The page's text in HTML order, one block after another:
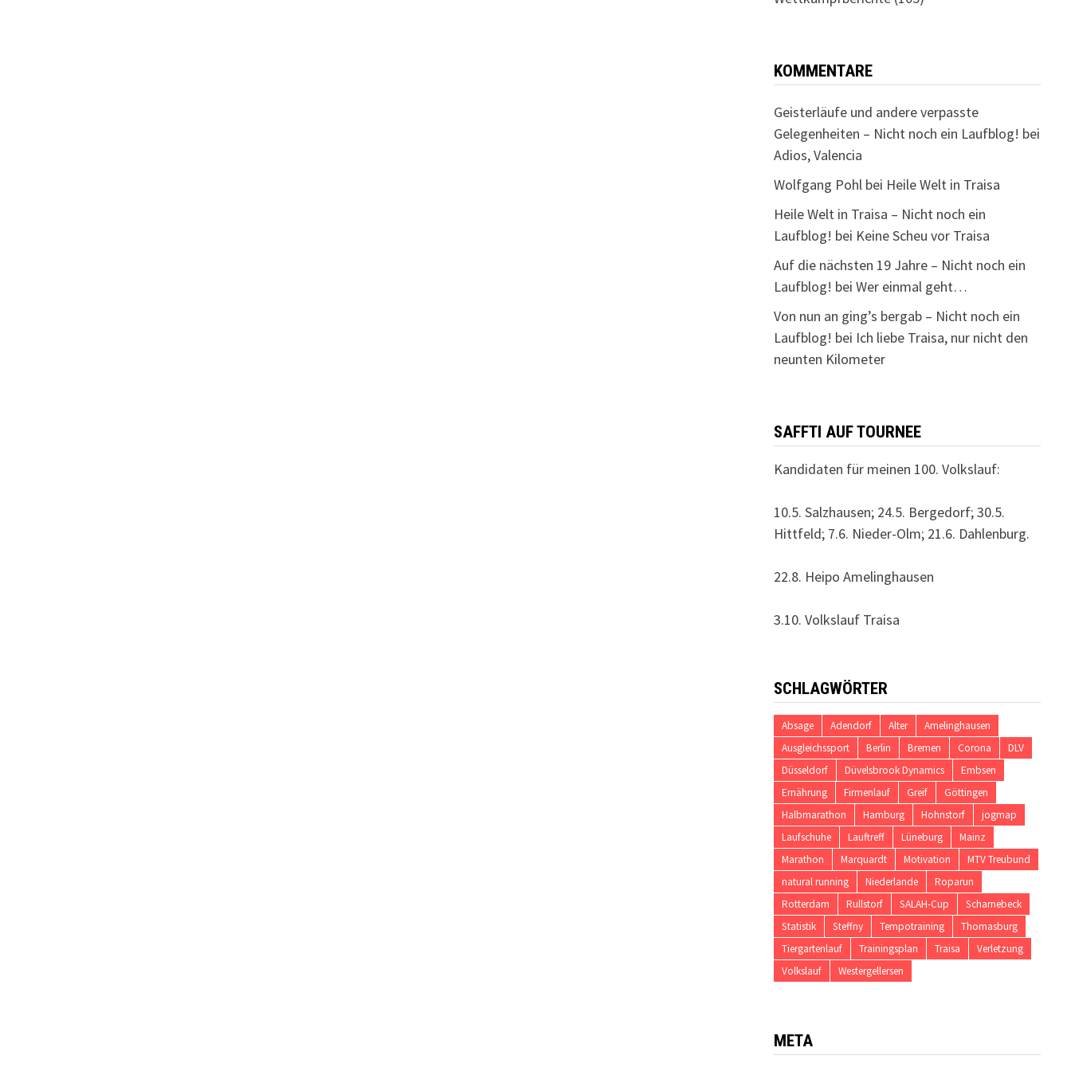
KOMMENTARE
Geisterläufe und andere verpasste
Gelegenheiten – Nicht noch ein Laufblog! bei
Adios, Valencia
Wolfgang Pohlbei Heile Welt in Traisa
Heile Welt in Traisa – Nicht noch ein
Laufblog! bei Keine Scheu vor Traisa
Auf die nächsten 19 Jahre – Nicht noch ein
Laufblog! bei Wer einmal geht…
Von nun an ging’s bergab – Nicht noch ein
Laufblog! bei Ich liebe Traisa, nur nicht den
neunten Kilometer
SAFFTI AUF TOURNEE
Kandidaten für meinen 100. Volkslauf:
10.5. Salzhausen; 24.5. Bergedorf; 30.5.
Hittfeld; 7.6. Nieder-Olm; 21.6. Dahlenburg.
22.8. Heipo Amelinghausen
3.10. Volkslauf Traisa
SCHLAGWÖRTER
Absage Adendorf Alter
Amelinghausen
Ausgleichssport
Berlin Bremen Corona
DLV
Düsseldorf
Düvelsbrook Dynamics
Embsen
Ernährung
Firmenlauf Greif
Göttingen
Halbmarathon
Hamburg Hohnstorf
jogmap
Laufschuhe
Lauftreff Lüneburg
Mainz
Marathon
Marquardt Motivation
MTV Treubund
natural running
Niederlande
Roparun
Rotterdam
Rullstorf SALAH-Cup
Scharnebeck
Statistik
Steffny Tempotraining
Thomasburg
Tiergartenlauf
Trainingsplan Traisa
Verletzung
Volkslauf
Westergellersen
META